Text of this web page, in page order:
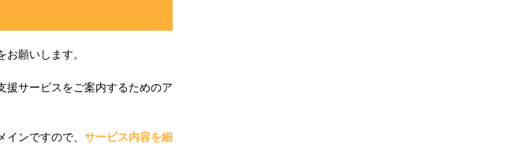
お願いします。
援サービスをご案内するためのア
インですので、 サービス内容を細